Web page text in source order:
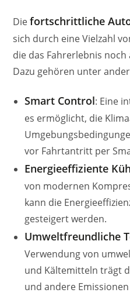
Diefortschrittliche
sich durch eine Vielzahl
die das Fahrerlebnis
Dazu gehören unter
Smart Control: Eine
es ermöglicht, die
vor Fahrtantritt per
Energieeffiziente
von modernen
kann die
gesteigert werden.
Umweltfreundliche
Verwendung von
und Kältemitteln trägt
und andere